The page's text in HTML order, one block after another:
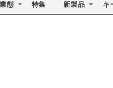
業態 特集 新製品 キ